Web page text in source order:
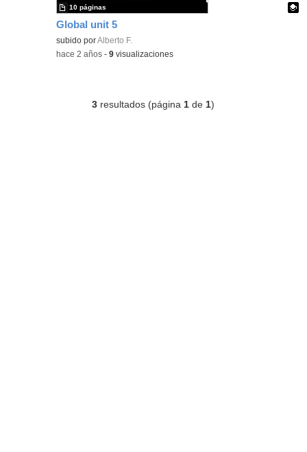
Global unit 5
Contenido educativo.
subido porAlberto F.
10 páginas
-hace 2 años -9 visualizaciones
3 resultados (página 1 de 1)